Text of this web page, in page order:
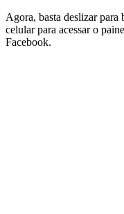
Agora, basta deslizar para
celular para acessar o
Facebook.